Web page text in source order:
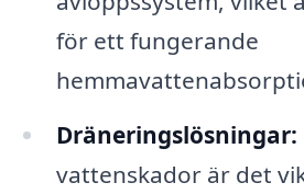
för ett fungerande
Dräneringslösningar:
vattenskador är det